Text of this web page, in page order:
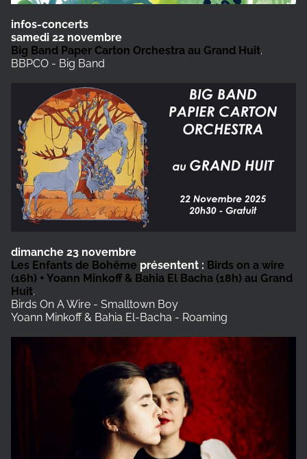
infos-concerts
samedi 22 novembre
Big Band Paper Carton Orchestra au Grand Huit.
BBPCO - Big Band
dimanche 23 novembre
Les Enfants de Bohême présentent : Birds on a wire
(16h) + Yoann Minkoff & Bahia El Bacha (18h) au Grand
Huit.
Birds On A Wire - Smalltown Boy
Yoann Minkoff & Bahia El-Bacha - Roaming